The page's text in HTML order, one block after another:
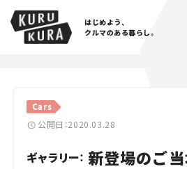
はじめよう、
クルマのある暮らし。
Cars
公開日：2020.03.28
ギャラリー： 新登場のご
Cars
Lifestyle